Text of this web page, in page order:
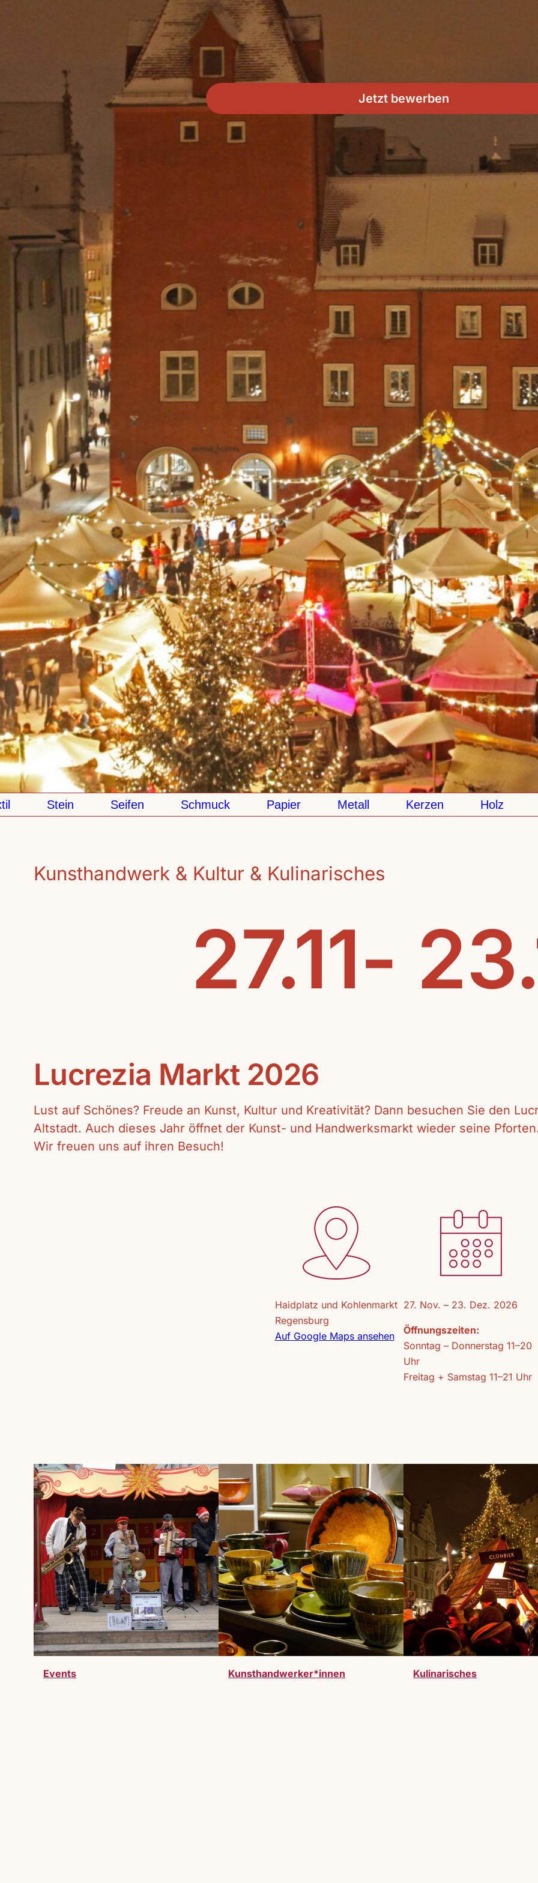
Jetzt bewerben
Stein Seifen Schmuck Papier Metall Kerzen Holz
Kunsthandwerk & Kultur & Kulinarisches
27.11-
Lucrezia Markt 2026
Lust auf Schönes? Freude an Kunst, Kultur und Kreativität? Dann besuchen Sie den
Altstadt. Auch dieses Jahr öffnet der Kunst- und Handwerksmarkt wieder seine
Wir freuen uns auf ihren Besuch!
Haidplatz und Kohlenmarkt
Regensburg
Auf Google Maps ansehen
27. Nov. – 23. Dez. 2026
Öffnungszeiten:
Sonntag – Donnerstag 11–20
Uhr
Freitag + Samstag 11–21 Uhr
Events Kunsthandwerker*innen Kulinarisches